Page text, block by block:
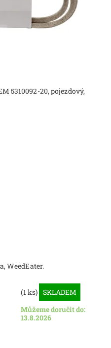
5310092-20, pojezdový,
WeedEater.
(1 ks) SKLADEM
Můžeme doručit do:
13.8.2026